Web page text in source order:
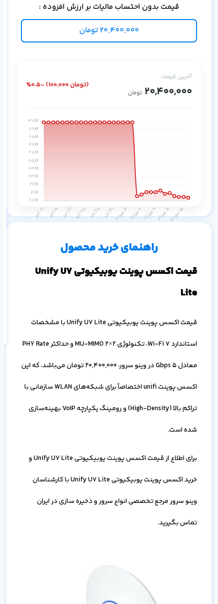
قیمت بدون احتساب مالیات بر ارزش افزوده :
20,400,000 تومان
آخرین قیمت:
20,400,000 تومان
%0.5- (100,000 تومان)
راهنمای خرید محصول
قیمت اکسس پوینت یوبیکیوتی Unify U7
Lite
قیمت اکسس پوینت یوبیکیوتی Unify U7 Lite با مشخصات
استاندارد Wi-Fi 7، تکنولوژی 2×2 MU-MIMO و حداکثر PHY Rate
معادل 5 Gbps در وینو سرور،
20,400,000تومان می‌باشد، که این
اکسس پوینت unifi اختصاصاً برای شبکه‌های WLAN سازمانی با
تراکم بالا (High-Density) و رومینگ یکپارچه VoIP بهینه‌سازی
شده است.
برای اطلاع از قیمت اکسس پوینت یوبیکیوتی Unify U7 Lite و
خرید اکسس پوینت یوبیکیوتی Unify U7 Lite با کارشناسان
وینو سرور مرجع تخصصی انواع سرور و ذخیره سازی در ایران
تماس بگیرید.